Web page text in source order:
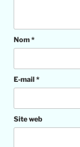
Nom*
E-mail*
Site web